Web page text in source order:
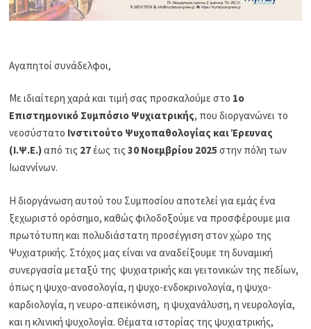
Αγαπητοί συνάδελφοι,
Με ιδιαίτερη χαρά και τιμή σας προσκαλούμε στο 1ο
Επιστημονικό Συμπόσιο Ψυχιατρικής, που διοργανώνει το
νεοσύστατο Ινστιτούτο Ψυχοπαθολογίας και Έρευνας
(Ι.Ψ.Ε.)από τις 27έως τις30 Νοεμβρίου 2025στην πόλη των
Ιωαννίνων.
Η διοργάνωση αυτού του Συμποσίου αποτελεί για εμάς ένα
ξεχωριστό ορόσημο, καθώς φιλοδοξούμε να προσφέρουμε μια
πρωτότυπη και πολυδιάστατη προσέγγιση στον χώρο της
Ψυχιατρικής. Στόχος μας είναι να αναδείξουμε τη δυναμική
συνεργασία μεταξύ της ψυχιατρικής και γειτονικών της πεδίων,
όπως η ψυχο-ανοσολογία, η ψυχο-ενδοκρινολογία, η ψυχο-
καρδιολογία, η νευρο-απεικόνιση, η ψυχανάλυση, η νευρολογία,
και η κλινική ψυχολογία. Θέματα ιστορίας της ψυχιατρικής,